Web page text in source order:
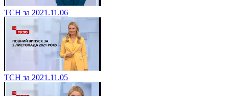
ТСН за 2021.11.06
ТСН за 2021.11.05